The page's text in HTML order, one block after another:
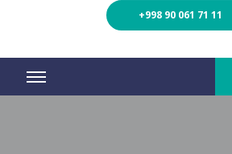
+998 90 061 71 11